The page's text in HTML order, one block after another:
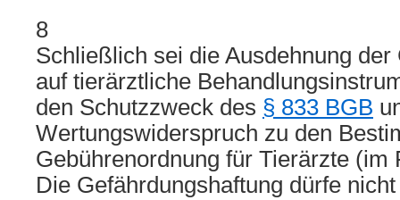
8
Schließlich sei die Ausdehnung der
auf tierärztliche
den Schutzzweck des § 833 BGB
Wertungswiderspruch zu den
Gebührenordnung für Tierärzte (im
Die Gefährdungshaftung dürfe